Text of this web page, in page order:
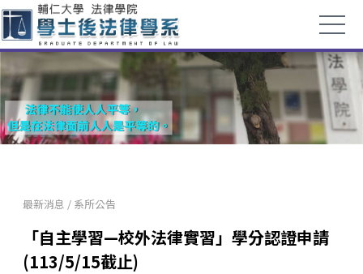
最新消息 / 系所公告
「自主學習—校外法律實習」學分認證申請
(113/5/15截止)